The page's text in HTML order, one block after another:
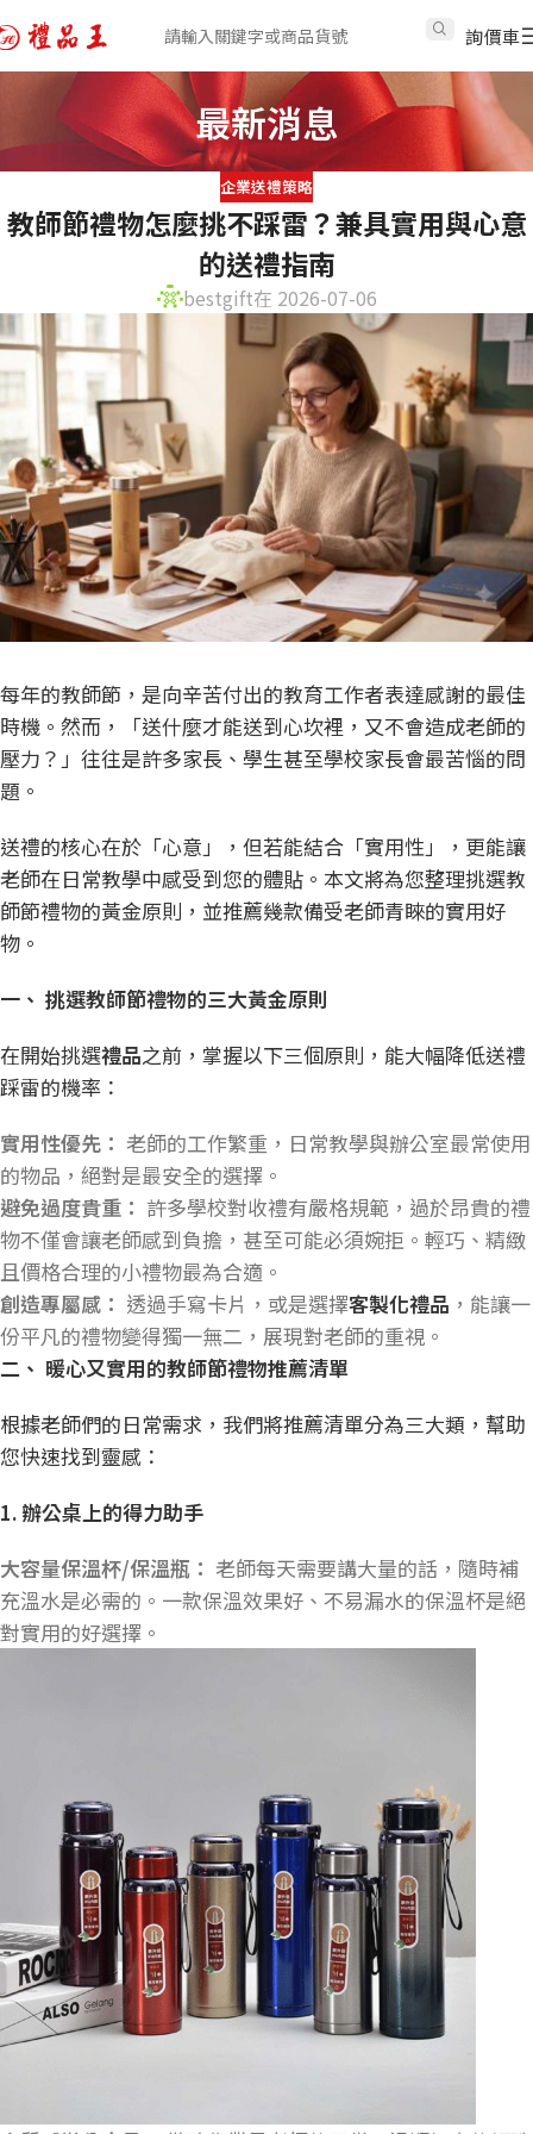
詢價車
最新消息
企業送禮策略
教師節禮物怎麼挑不踩雷？兼具實用與心意
的送禮指南
bestgift在 2026-07-06
每年的教師節，是向辛苦付出的教育工作者表達感謝的最佳
時機。然而，「送什麼才能送到心坎裡，又不會造成老師的
壓力？」往往是許多家長、學生甚至學校家長會最苦惱的問
題。
送禮的核心在於「心意」，但若能結合「實用性」，更能讓
老師在日常教學中感受到您的體貼。本文將為您整理挑選教
師節禮物的黃金原則，並推薦幾款備受老師青睞的實用好
物。
一、 挑選教師節禮物的三大黃金原則
在開始挑選禮品之前，掌握以下三個原則，能大幅降低送禮
踩雷的機率：
實用性優先： 老師的工作繁重，日常教學與辦公室最常使用
的物品，絕對是最安全的選擇。
避免過度貴重： 許多學校對收禮有嚴格規範，過於昂貴的禮
物不僅會讓老師感到負擔，甚至可能必須婉拒。輕巧、精緻
且價格合理的小禮物最為合適。
創造專屬感： 透過手寫卡片，或是選擇客製化禮品 ，能讓一
份平凡的禮物變得獨一無二，展現對老師的重視。
二、 暖心又實用的教師節禮物推薦清單
根據老師們的日常需求，我們將推薦清單分為三大類，幫助
您快速找到靈感：
1. 辦公桌上的得力助手
大容量保溫杯/保溫瓶： 老師每天需要講大量的話，隨時補
充溫水是必需的。一款保溫效果好、不易漏水的保溫杯是絕
對實用的好選擇。